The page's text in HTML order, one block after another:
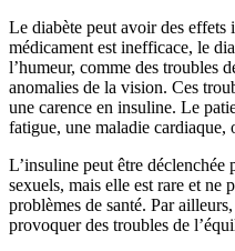
Le diabète peut avoir des effets
médicament est inefficace, le
l’humeur, comme des troubles
anomalies de la vision. Ces
une carence en insuline. Le
fatigue, une maladie cardiaque,
L’insuline peut être déclenchée
sexuels, mais elle est rare et ne
problèmes de santé. Par
provoquer des troubles de